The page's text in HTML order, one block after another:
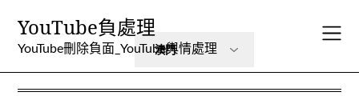
YouTube負處理
YouTube刪除負面_YouTube輿情處理